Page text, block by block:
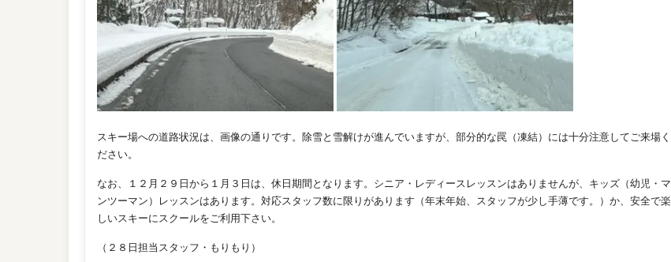
スキー場への道路状況は、画像の通りです。除雪と雪解けが進んでいますが、部分的な罠（凍結）には十分注意してご来場く
ださい。
なお、１２月２９日から１月３日は、休日期間となります。シニア ・レディースレッスンはありませんが、キッズ（幼児・マ
ンツーマン）レッスンはあります。対応スタッフ数に限りがあります（年末年始、スタッフが少し手薄です。）か、安全で楽
しいスキーにスクールをご利用下さい。
（２８日担当スタッフ・もりもり）